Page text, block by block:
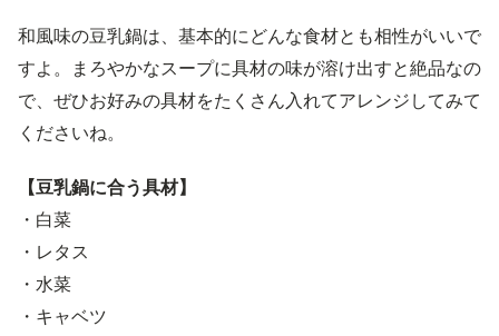
和風味の豆乳鍋は、基本的にどんな食材とも相性がいいで
すよ。まろやかなスープに具材の味が溶け出すと絶品なの
で、ぜひお好みの具材をたくさん入れてアレンジしてみて
くださいね。
【豆乳鍋に合う具材】
・白菜
・レタス
・水菜
・キャベツ